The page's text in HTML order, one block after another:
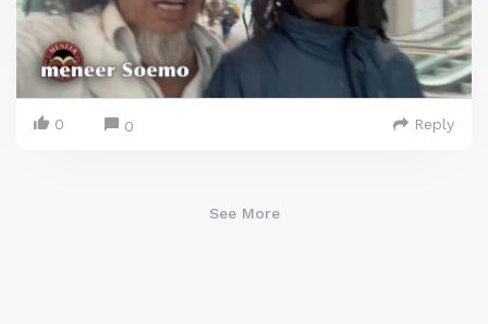
0 0 Reply
See More